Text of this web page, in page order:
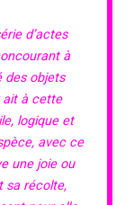
d’actes
à
des objets
ait à cette
logique et
avec ce
une joie ou
sa récolte,